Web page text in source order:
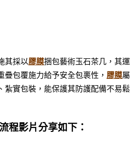
其採以膠膜捆包藝術玉石茶几，其運
疊包覆施力給予安全包裹性， 膠膜屬
、 紮實包裝 ，能保護其防護配備不易鬆
程影片分享如下：